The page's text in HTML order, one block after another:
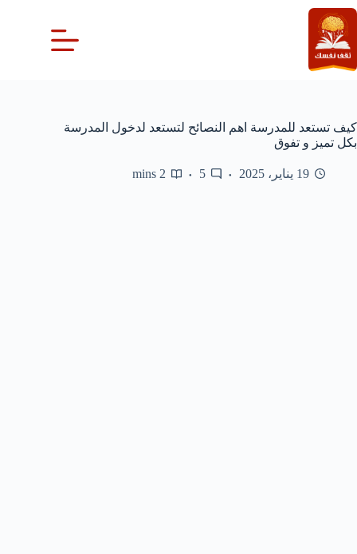
التجاوز
إلى
المحتوى
كيف تستعد للمدرسة اهم النصائح لتستعد لدخول المدرسة
بكل تميز و تفوق
19 يناير، 2025 5
2 mins